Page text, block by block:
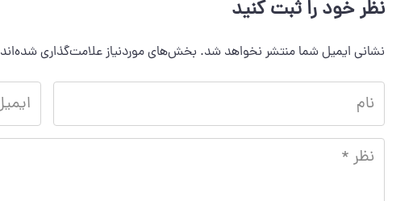
نظر خود را ثبت کنید
نشانی ایمیل شما منتشر نخواهد شد. بخش‌های موردنیاز علامت‌گذاری شده‌اند